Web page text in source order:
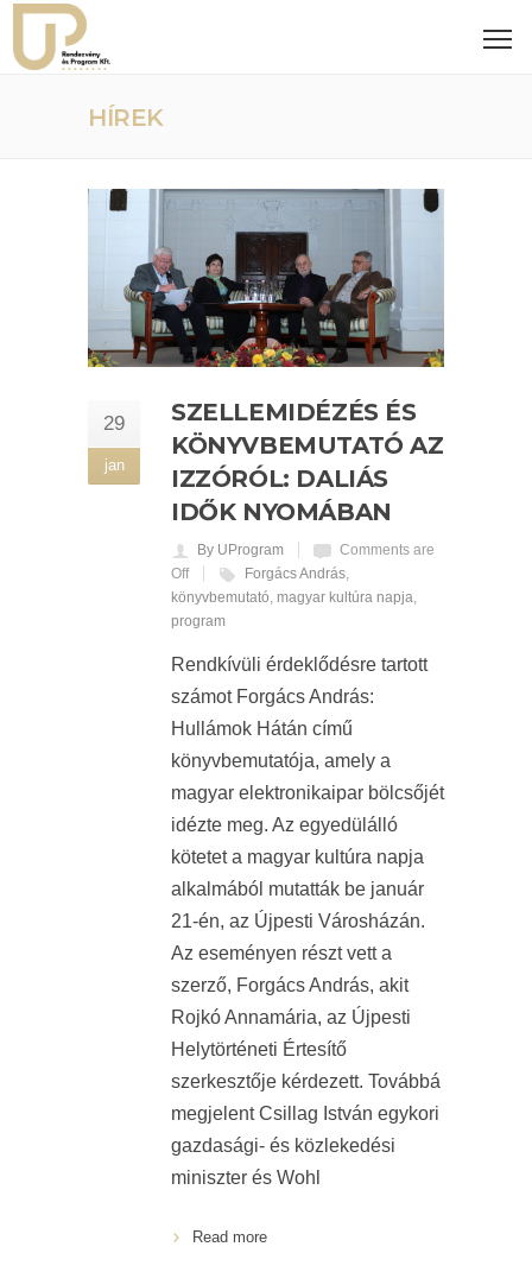
HÍREK
29
jan
SZELLEMIDÉZÉS ÉS
KÖNYVBEMUTATÓ AZ
IZZÓRÓL: DALIÁS
IDŐK NYOMÁBAN
By UProgram
Comments are
Off
Forgács András,
könyvbemutató, magyar kultúra napja,
program
Rendkívüli érdeklődésre tartott
számot Forgács András:
Hullámok Hátán című
könyvbemutatója, amely a
magyar elektronikaipar bölcsőjét
idézte meg. Az egyedülálló
kötetet a magyar kultúra napja
alkalmából mutatták be január
21-én, az Újpesti Városházán.
Az eseményen részt vett a
szerző, Forgács András, akit
Rojkó Annamária, az Újpesti
Helytörténeti Értesítő
szerkesztője kérdezett. Továbbá
megjelent Csillag István egykori
gazdasági- és közlekedési
miniszter és Wohl
Read more